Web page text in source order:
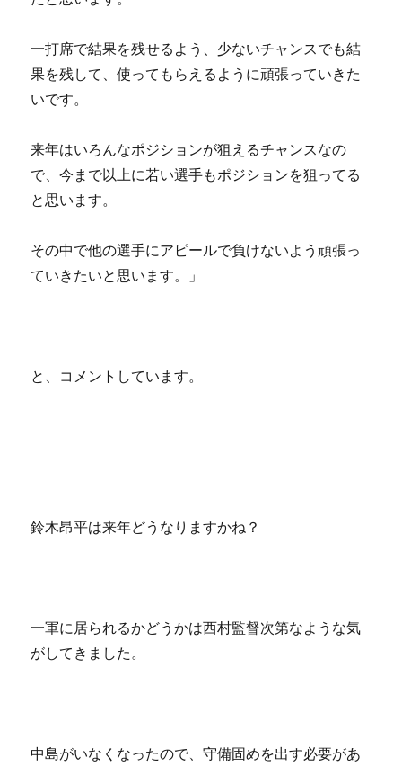
一打席で結果を残せるよう、少ないチャンスでも結
果を残して、使ってもらえるように頑張っていきた
いです。
来年はいろんなポジションが狙えるチャンスなの
で、今まで以上に若い選手もポジションを狙ってる
と思います。
その中で他の選手にアピールで負けないよう頑張っ
ていきたいと思います。」
と、コメントしています。
鈴木昂平は来年どうなりますかね？
一軍に居られるかどうかは西村監督次第なような気
がしてきました。
中島がいなくなったので、守備固めを出す必要があ